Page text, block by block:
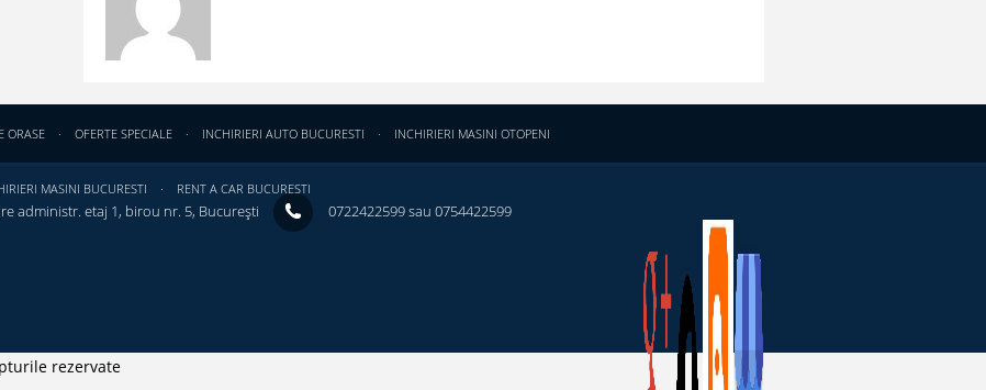
ORASE OFERTE SPECIALE INCHIRIERI AUTO BUCURESTI INCHIRIERI MASINI OTOPENI
MASINI BUCURESTI RENT A CAR BUCURESTI
administr. etaj 1, birou nr. 5, București 0722422599 sau 0754422599
rezervate